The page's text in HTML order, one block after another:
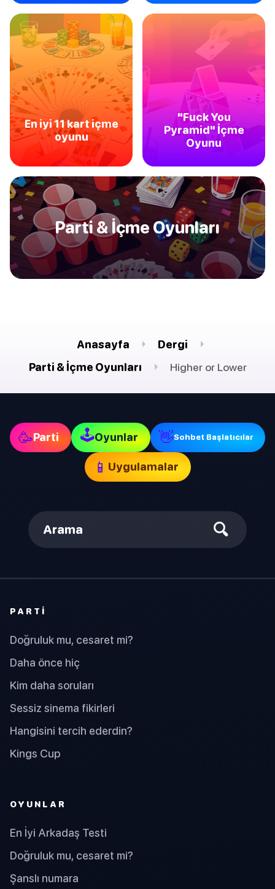
En iyi 11 kart içme
oyunu
"Fuck You
Pyramid" İçme
Oyunu
Parti & İçme Oyunları
Anasayfa
Dergi
Parti & İçme Oyunları
Higher or Lower
🥳Parti 🕹Oyunlar 👋Sohbet Başlatıcılar
📱 Uygulamalar
Arama
PARTI
Doğruluk mu, cesaret mi?
Daha önce hiç
Kim daha soruları
Sessiz sinema fikirleri
Hangisini tercih ederdin?
Kings Cup
OYUNLAR
En İyi Arkadaş Testi
Doğruluk mu, cesaret mi?
Şanslı numara